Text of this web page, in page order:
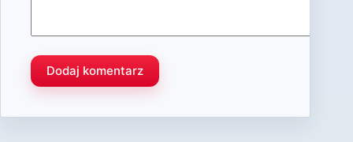
Dodaj komentarz